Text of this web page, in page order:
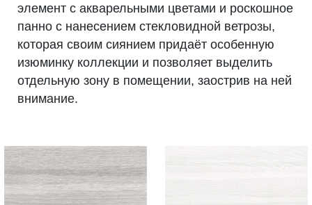
элемент с акварельными цветами и роскошное
панно с нанесением стекловидной ветрозы,
которая своим сиянием придаёт особенную
изюминку коллекции и позволяет выделить
отдельную зону в помещении, заострив на ней
внимание.